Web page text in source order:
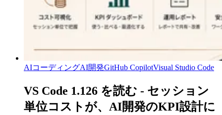
AIコーディングAI開発GitHub CopilotVisual Studio Code
VS Code 1.126 を読む - セッション
単位コストが、AI開発のKPI設計に